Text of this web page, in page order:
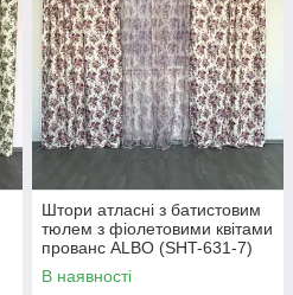
Штори атласні з батистовим
тюлем з фіолетовими квітами
прованс ALBO (SHT-631-7)
В наявності